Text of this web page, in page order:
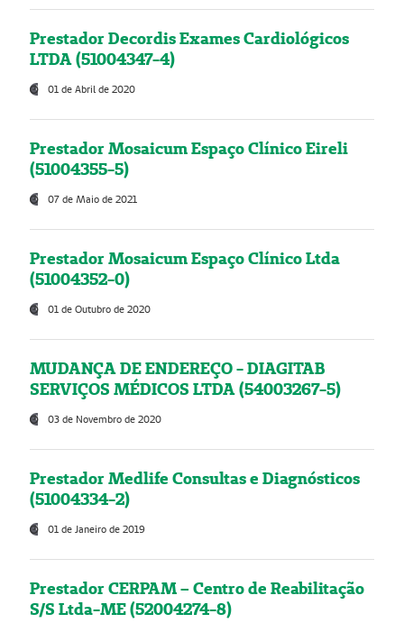
Prestador Decordis Exames Cardiológicos
LTDA (51004347-4)
01 de Abril de 2020
Prestador Mosaicum Espaço Clínico Eireli
(51004355-5)
07 de Maio de 2021
Prestador Mosaicum Espaço Clínico Ltda
(51004352-0)
01 de Outubro de 2020
MUDANÇA DE ENDEREÇO - DIAGITAB
SERVIÇOS MÉDICOS LTDA (54003267-5)
03 de Novembro de 2020
Prestador Medlife Consultas e Diagnósticos
(51004334-2)
01 de Janeiro de 2019
Prestador CERPAM – Centro de Reabilitação
S/S Ltda-ME (52004274-8)